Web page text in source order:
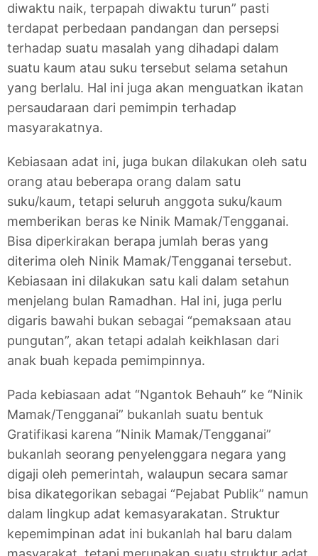
diwaktu naik, terpapah diwaktu turun” pasti
terdapat perbedaan pandangan dan persepsi
terhadap suatu masalah yang dihadapi dalam
suatu kaum atau suku tersebut selama setahun
yang berlalu. Hal ini juga akan menguatkan ikatan
persaudaraan dari pemimpin terhadap
masyarakatnya.
Kebiasaan adat ini, juga bukan dilakukan oleh satu
orang atau beberapa orang dalam satu
suku/kaum, tetapi seluruh anggota suku/kaum
memberikan beras ke Ninik Mamak/Tengganai.
Bisa diperkirakan berapa jumlah beras yang
diterima oleh Ninik Mamak/Tengganai tersebut.
Kebiasaan ini dilakukan satu kali dalam setahun
menjelang bulan Ramadhan. Hal ini, juga perlu
digaris bawahi bukan sebagai “pemaksaan atau
pungutan”, akan tetapi adalah keikhlasan dari
anak buah kepada pemimpinnya.
Pada kebiasaan adat “Ngantok Behauh” ke “Ninik
Mamak/Tengganai” bukanlah suatu bentuk
Gratifikasi karena “Ninik Mamak/Tengganai”
bukanlah seorang penyelenggara negara yang
digaji oleh pemerintah, walaupun secara samar
bisa dikategorikan sebagai “Pejabat Publik” namun
dalam lingkup adat kemasyarakatan. Struktur
kepemimpinan adat ini bukanlah hal baru dalam